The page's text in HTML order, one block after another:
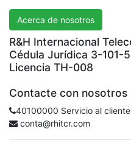
Acerca de nosotros
R&H Internacional
Cédula Jurídica 3-101-
Licencia TH-008
Contacte con nosotros
40100000 Servicio al
conta@rhitcr.com